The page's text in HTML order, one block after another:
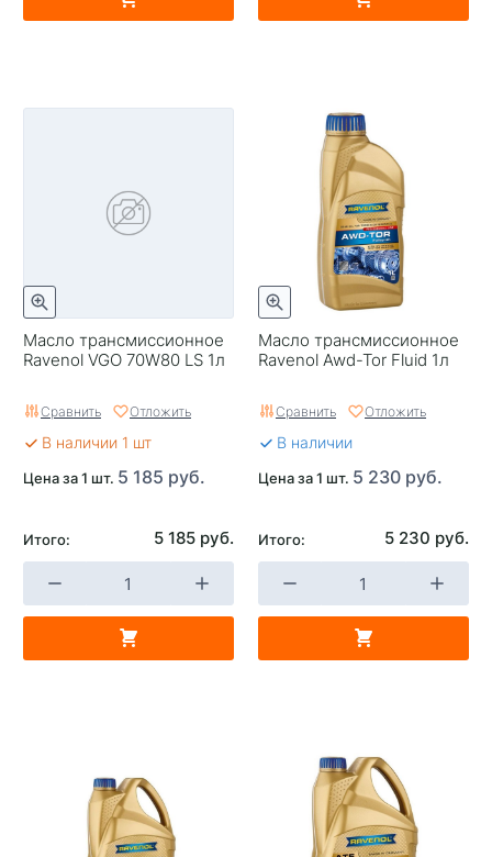
Масло трансмиссионное
Ravenol VGO 70W80 LS 1л
Сравнить Отложить
В наличии 1 шт
Цена за 1 шт. 5 185 руб.
Итого: 5 185 руб.
Масло трансмиссионное
Ravenol Awd-Tor Fluid 1л
Сравнить Отложить
В наличии
Цена за 1 шт. 5 230 руб.
Итого: 5 230 руб.